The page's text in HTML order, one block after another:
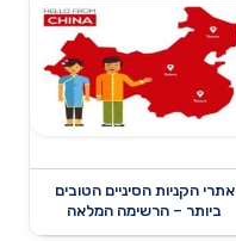
אתרי הקניות הסיניים הטובים
ביותר – הרשימה המלאה